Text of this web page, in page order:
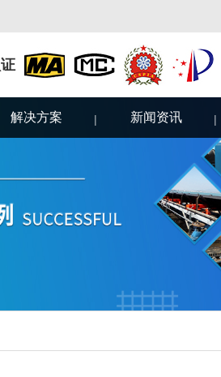
解决方案 新闻资讯